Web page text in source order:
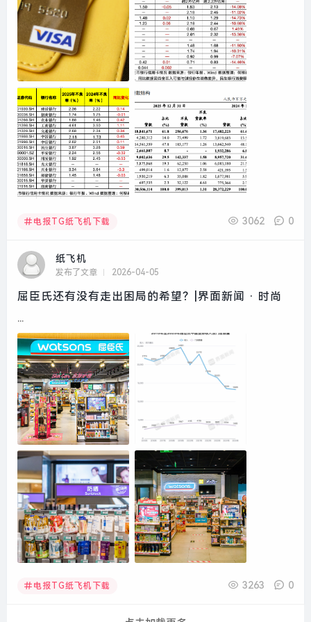
电报TG纸飞机下载 3062 0
纸飞机
发布了文章 2026-04-05
屈臣氏还有没有走出困局的希望？|界面新闻 · 时尚
...
电报TG纸飞机下载 3263 0